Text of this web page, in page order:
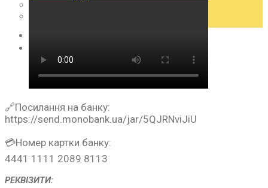
🔗Посилання на банку:
https://send.monobank.ua/jar/5QJRNviJiU
💳Номер картки банку:
4441 1111 2089 8113
РЕКВІЗИТИ: